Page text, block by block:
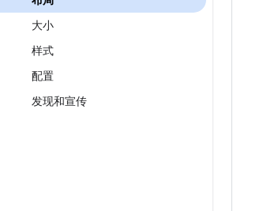
大小
样式
配置
发现和宣传